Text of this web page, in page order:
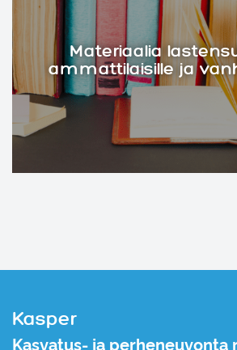
Materiaalia
ammattilaisille ja
Kasper
Kasvatus- ja perheneuvonta